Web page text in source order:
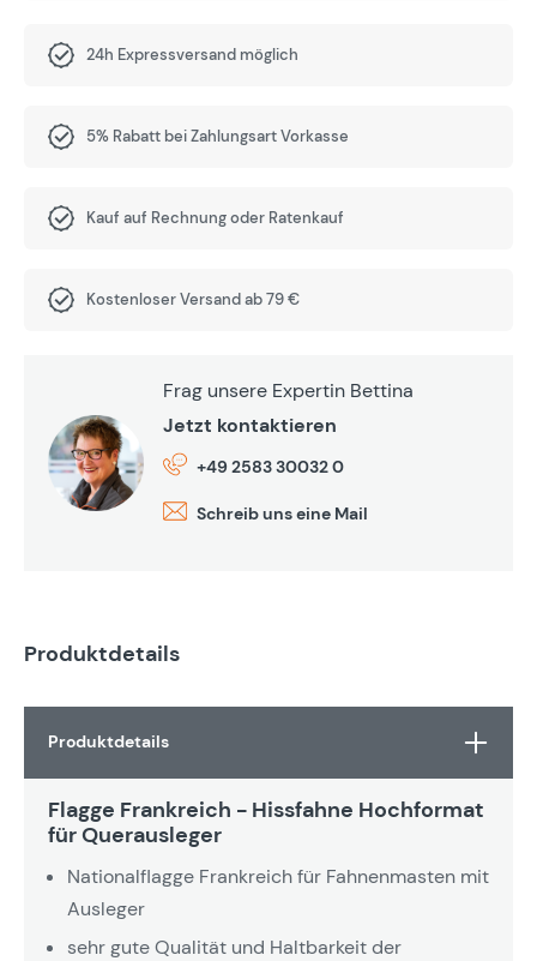
24h Expressversand möglich
5% Rabatt bei Zahlungsart Vorkasse
Kauf auf Rechnung oder Ratenkauf
Kostenloser Versand ab 79 €
Frag unsere Expertin Bettina
Jetzt kontaktieren
+49 2583 30032 0
Schreib uns eine Mail
Produktdetails
Produktdetails
Flagge Frankreich - Hissfahne Hochformat
für Querausleger
Nationalflagge Frankreich für Fahnenmasten mit
Ausleger
sehr gute Qualität und Haltbarkeit der